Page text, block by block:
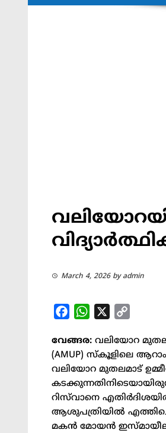
March 4, 2026by admin
FacebookWhatsApp
വേങ്ങര: വലിയോറ
(AMUP) സ്കൂളിലെ
വലിയോറ മുതലമാട്
റിസ്‌വാനെ
ആശുപത്രിയിൽ
മകൻ മോയൻ